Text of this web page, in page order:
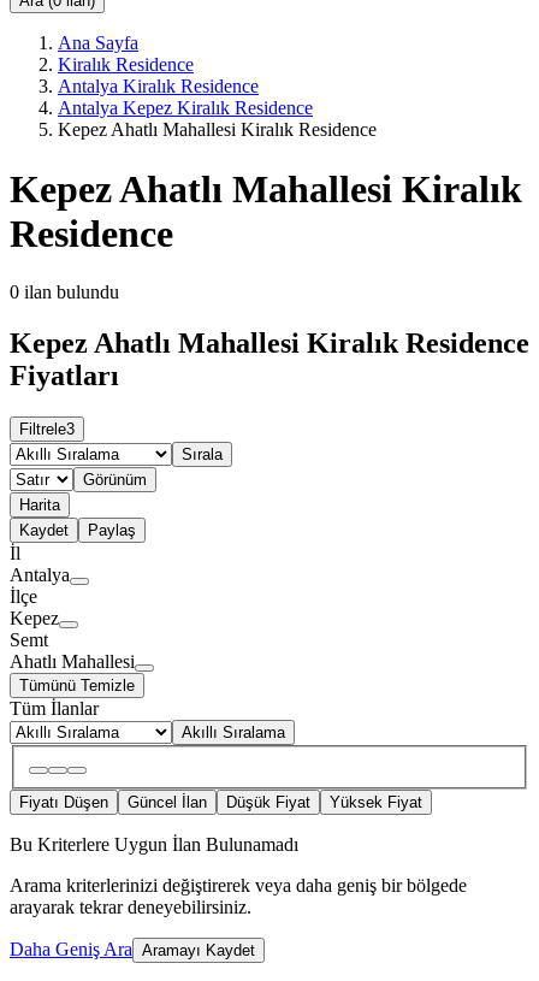
Ana Sayfa
Kiralık Residence
Antalya Kiralık Residence
Antalya Kepez Kiralık Residence
Kepez Ahatlı Mahallesi Kiralık Residence
Kepez Ahatlı Mahallesi Kiralık
Residence
0 ilan bulundu
Kepez Ahatlı Mahallesi Kiralık Residence
Fiyatları
Filtrele3
Sırala
Görünüm
Harita
Kaydet
Paylaş
İl
Antalya
İlçe
Kepez
Semt
Ahatlı Mahallesi
Tümünü Temizle
Tüm İlanlar
Akıllı Sıralama
Fiyatı Düşen Güncel İlan Düşük Fiyat Yüksek Fiyat
Bu Kriterlere Uygun İlan Bulunamadı
Arama kriterlerinizi değiştirerek veya daha geniş bir bölgede
arayarak tekrar deneyebilirsiniz.
Daha Geniş Ara Aramayı Kaydet